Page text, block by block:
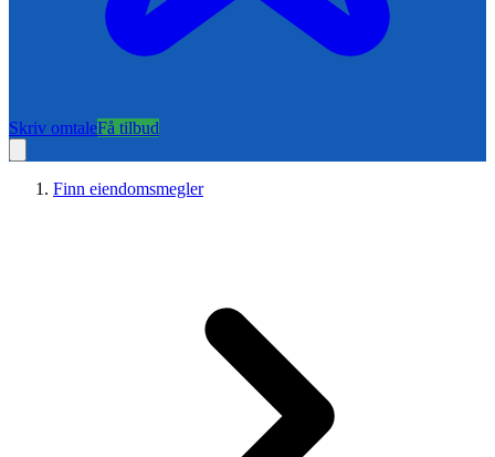
Skriv omtaleFå tilbud
Finn eiendomsmegler